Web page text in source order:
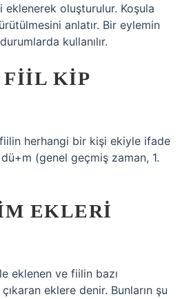
eklenerek oluşturulur. Koşula
anlatır. Bir eylemin
kullanılır.
KIP
herhangi bir kişi ekiyle ifade
(genel geçmiş zaman, 1.
EKLERI
eklenen ve fiilin bazı
eklere denir. Bunların şu